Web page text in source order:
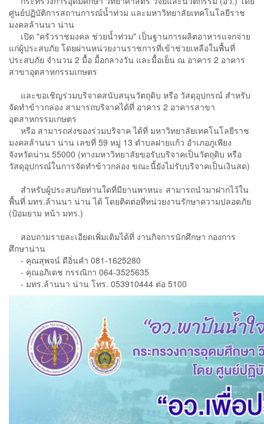
ศูนย์ปฏิบัติการสถานการณ์น้ำท่วม และมหาวิทยาลัยเทคโนโลยีราช
มงคลล้านนา น่าน
เปิด "ครัวราชมงคล ช่วยน้ำท่วม" เป็นฐานการผลิตอาหารแจกจ่าย
แก่ผู้ประสบภัย โดยผ่านหน่วยงานราชการที่เข้าช่วยเหลือในพื้นที่
ประสบภัย จำนวน 2 มื้อ มื้อกลางวัน และมื้อเย็น ณ อาคาร 2 อาคาร
สาขาอุตสาหกรรมเกษตร
และขอเชิญร่วมบริจาคสนับสนุนวัตถุดิบ หรือ วัสดุอุปกรณ์ สำหรับ
จัดทำข้าวกล่อง สามารถบริจาคได้ที่ อาคาร 2 อาคารสาขา
อุตสาหกรรมเกษตร
หรือ สามารถส่งของร่วมบริจาค ได้ที่ มหาวิทยาลัยเทคโนโลยีราช
มงคลล้านนา น่าน เลขที่ 59 หมู่ 13 ตำบลฝายแก้ว อำเภอภูเพียง
จังหวัดน่าน 55000 (ทางมหาวิทยาลัยขอรับบริจาคเป็นวัตถุดิบ หรือ
วัสดุอุปกรณ์ในการจัดทำข้าวกล่อง ขณะนี้ยังไม่รับบริจาคเป็นเงินสด)
สำหรับผู้ประสบภัยท่านใดที่มียานพาหนะ สามารถนำมาฝากไว้ใน
พื้นที่ มทร.ล้านนา น่าน ได้ โดยติดต่อที่หน่วยงานรักษาความปลอดภัย
(ป้อมยาม หน้า มทร.)
สอบถามรายละเอียดเพิ่มเติมได้ที่ งานกิจการนักศึกษา กองการ
ศึกษาน่าน
- คุณสุพจน์ ดีอิ่นคำ 081-1625280
- คุณอภิเดช กรรณิกา 064-3525635
- มทร.ล้านนา น่าน โทร. 053910444 ต่อ 5100